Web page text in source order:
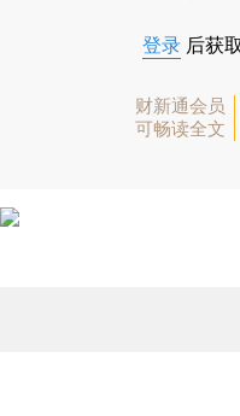
登录 后获
财新通会员
可畅读全文